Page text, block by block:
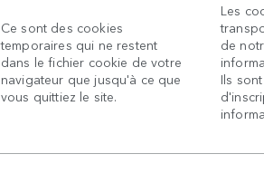
Ce sont des cookies
temporaires qui ne restent
dans le fichier cookie de votre
navigateur que jusqu'à ce que
vous quittiez le site.
Les
de
Ils